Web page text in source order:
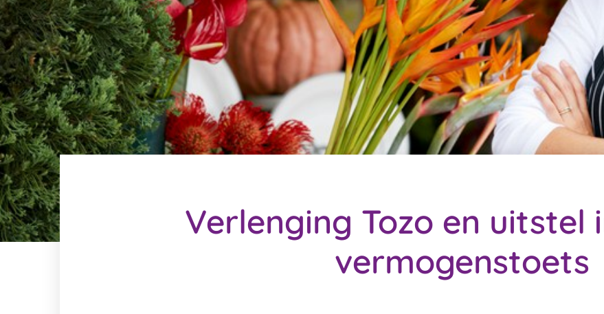
Verlenging Tozo en uitstel
vermogenstoets